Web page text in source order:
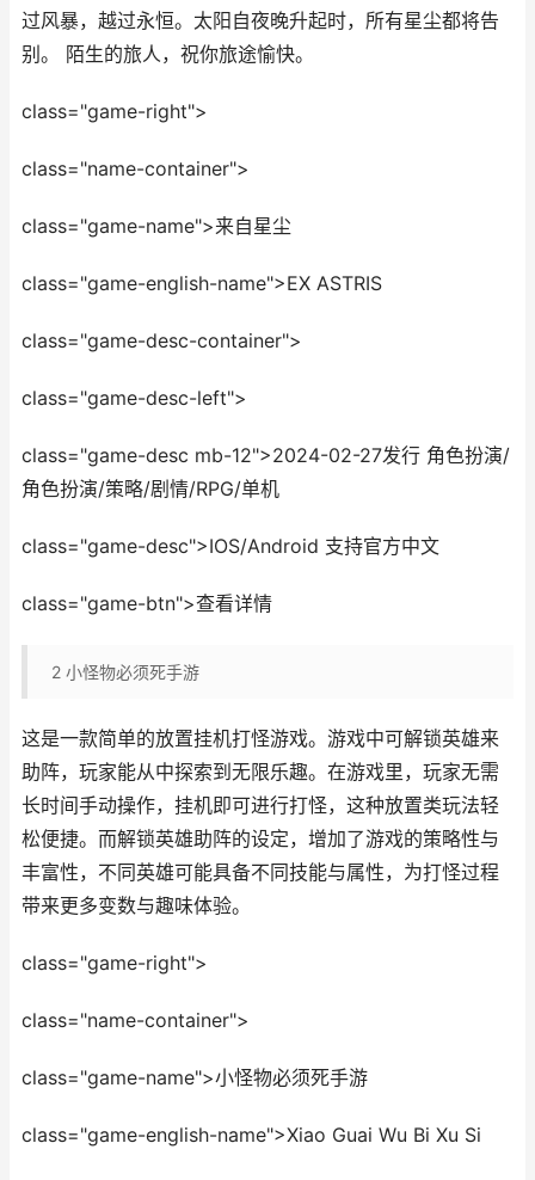
过风暴，越过永恒。太阳自夜晚升起时，所有星尘都将告
别。 陌生的旅人，祝你旅途愉快。
class="game-right">
class="name-container">
class="game-name">来自星尘
class="game-english-name">EX ASTRIS
class="game-desc-container">
class="game-desc-left">
class="game-desc mb-12">2024-02-27发行 角色扮演/
角色扮演/策略/剧情/RPG/单机
class="game-desc">IOS/Android 支持官方中文
class="game-btn">查看详情
2 小怪物必须死手游
这是一款简单的放置挂机打怪游戏。游戏中可解锁英雄来
助阵，玩家能从中探索到无限乐趣。在游戏里，玩家无需
长时间手动操作，挂机即可进行打怪，这种放置类玩法轻
松便捷。而解锁英雄助阵的设定，增加了游戏的策略性与
丰富性，不同英雄可能具备不同技能与属性，为打怪过程
带来更多变数与趣味体验。
class="game-right">
class="name-container">
class="game-name">小怪物必须死手游
class="game-english-name">Xiao Guai Wu Bi Xu Si